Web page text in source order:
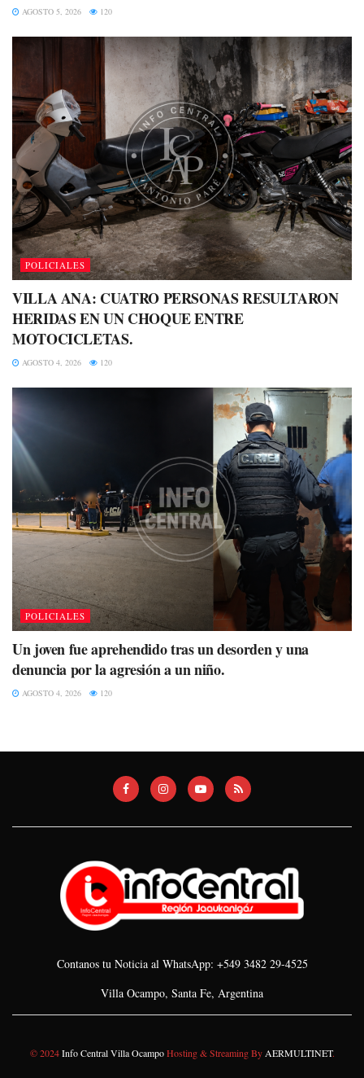
AGOSTO 5, 2026 120
POLICIALES
VILLA ANA: CUATRO PERSONAS RESULTARON
HERIDAS EN UN CHOQUE ENTRE
MOTOCICLETAS.
AGOSTO 4, 2026 120
POLICIALES
Un joven fue aprehendido tras un desorden y una
denuncia por la agresión a un niño.
AGOSTO 4, 2026 120
Contanos tu Noticia al WhatsApp: +549 3482 29-4525
Villa Ocampo, Santa Fe, Argentina
© 2024Info Central Villa OcampoHosting & Streaming ByAERMULTINET.